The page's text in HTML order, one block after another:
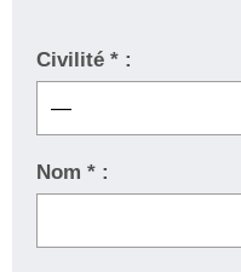
Civilité * :
Nom * :